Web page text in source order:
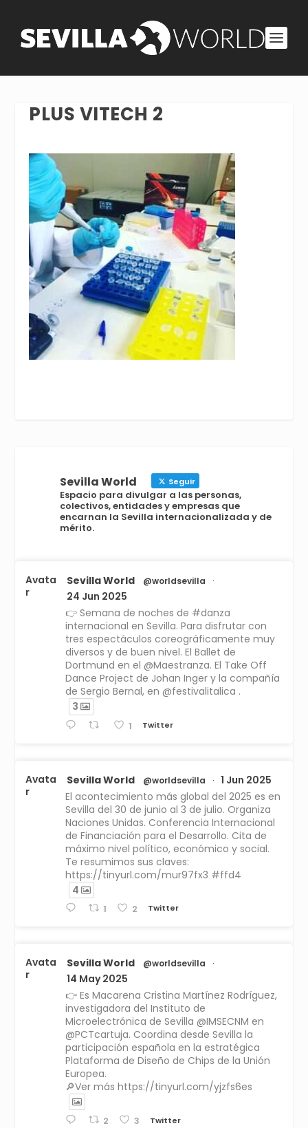
PLUS VITECH 2
Sevilla World Seguir
Espacio para divulgar a las personas,
colectivos, entidades y empresas que
encarnan la Sevilla internacionalizada y de
mérito.
Avata
r
Sevilla World @worldsevilla ·
24 Jun 2025
👉 Semana de noches de #danza
internacional en Sevilla. Para disfrutar con
tres espectáculos coreográficamente muy
diversos y de buen nivel. El Ballet de
Dortmund en el @Maestranza. El Take Off
Dance Project de Johan Inger y la compañía
de Sergio Bernal, en @festivalitalica .
3
1 Twitter
Avata
r
Sevilla World @worldsevilla ·
1 Jun 2025
El acontecimiento más global del 2025 es en
Sevilla del 30 de junio al 3 de julio. Organiza
Naciones Unidas. Conferencia Internacional
de Financiación para el Desarrollo. Cita de
máximo nivel político, económico y social.
Te resumimos sus claves:
https://tinyurl.com/mur97fx3 #ffd4
4
1 2 Twitter
Avata
r
Sevilla World @worldsevilla ·
14 May 2025
👉 Es Macarena Cristina Martínez Rodríguez,
investigadora del Instituto de
Microelectrónica de Sevilla @IMSECNM en
@PCTcartuja. Coordina desde Sevilla la
participación española en la estratégica
Plataforma de Diseño de Chips de la Unión
Europea.
🔎Ver más https://tinyurl.com/yjzfs6es
2 3 Twitter